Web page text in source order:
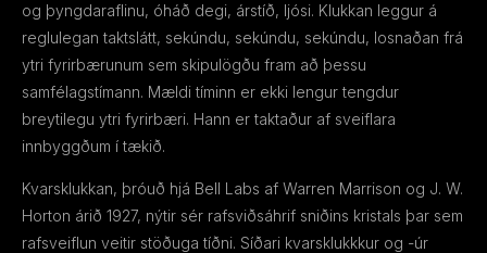
og þyngdaraflinu, óháð degi, árstíð, ljósi. Klukkan leggur á
reglulegan taktslátt, sekúndu, sekúndu, sekúndu, losnaðan frá
ytri fyrirbærunum sem skipulögðu fram að þessu
samfélagstímann. Mældi tíminn er ekki lengur tengdur
breytilegu ytri fyrirbæri. Hann er taktaður af sveiflara
innbyggðum í tækið.
Kvarsklukkan, þróuð hjá Bell Labs af Warren Marrison og J. W.
Horton árið 1927, nýtir sér rafsviðsáhrif sniðins kristals þar sem
rafsveiflun veitir stöðuga tíðni. Síðari kvarsklukkkur og -úr